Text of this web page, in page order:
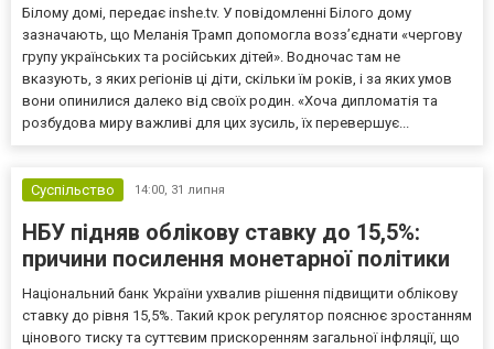
Білому домі, передає inshe.tv. У повідомленні Білого дому
зазначають, що Меланія Трамп допомогла возз’єднати «чергову
групу українських та російських дітей». Водночас там не
вказують, з яких регіонів ці діти, скільки їм років, і за яких умов
вони опинилися далеко від своїх родин. «Хоча дипломатія та
розбудова миру важливі для цих зусиль, їх перевершує...
Суспільство 14:00, 31 липня
НБУ підняв облікову ставку до 15,5%:
причини посилення монетарної політики
Національний банк України ухвалив рішення підвищити облікову
ставку до рівня 15,5%. Такий крок регулятор пояснює зростанням
цінового тиску та суттєвим прискоренням загальної інфляції, що